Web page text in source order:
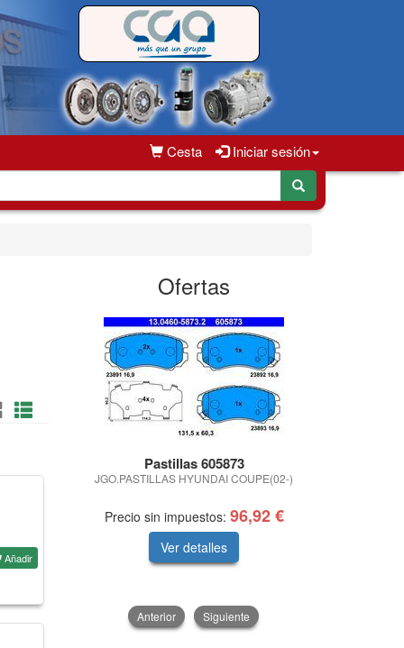
Cesta Iniciar sesión
Añadir
Ofertas
Pastillas 605873
JGO.PASTILLAS HYUNDAI COUPE(02-)
Precio sin impuestos: 96,92 €
Ver detalles
Anterior Siguiente